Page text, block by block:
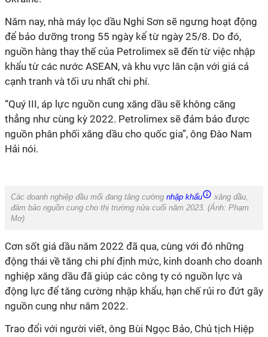
Năm nay, nhà máy lọc dầu Nghi Sơn sẽ ngưng hoạt động
để bảo dưỡng trong 55 ngày kể từ ngày 25/8. Do đó,
nguồn hàng thay thế của Petrolimex sẽ đến từ việc nhập
khẩu từ các nước ASEAN, và khu vực lân cận với giá cả
cạnh tranh và tối ưu nhất chi phí.
“Quý III, áp lực nguồn cung xăng dầu sẽ không căng
thẳng như cùng kỳ 2022. Petrolimex sẽ đảm bảo được
nguồn phân phối xăng dầu cho quốc gia”, ông Đào Nam
Hải nói.
Các doanh nghiệp đầu mối đang tăng cường nhập khẩu
xăng dầu,
đảm bảo nguồn cung cho thị trường nửa cuối năm 2023. (Ảnh: Phạm
Mơ)
Cơn sốt giá dầu năm 2022 đã qua, cùng với đó những
động thái về tăng chi phí định mức, kinh doanh cho doanh
nghiệp xăng dầu đã giúp các công ty có nguồn lực và
động lực để tăng cường nhập khẩu, hạn chế rủi ro đứt gãy
nguồn cung như năm 2022.
Trao đổi với người viết, ông Bùi Ngọc Bảo, Chủ tịch Hiệp